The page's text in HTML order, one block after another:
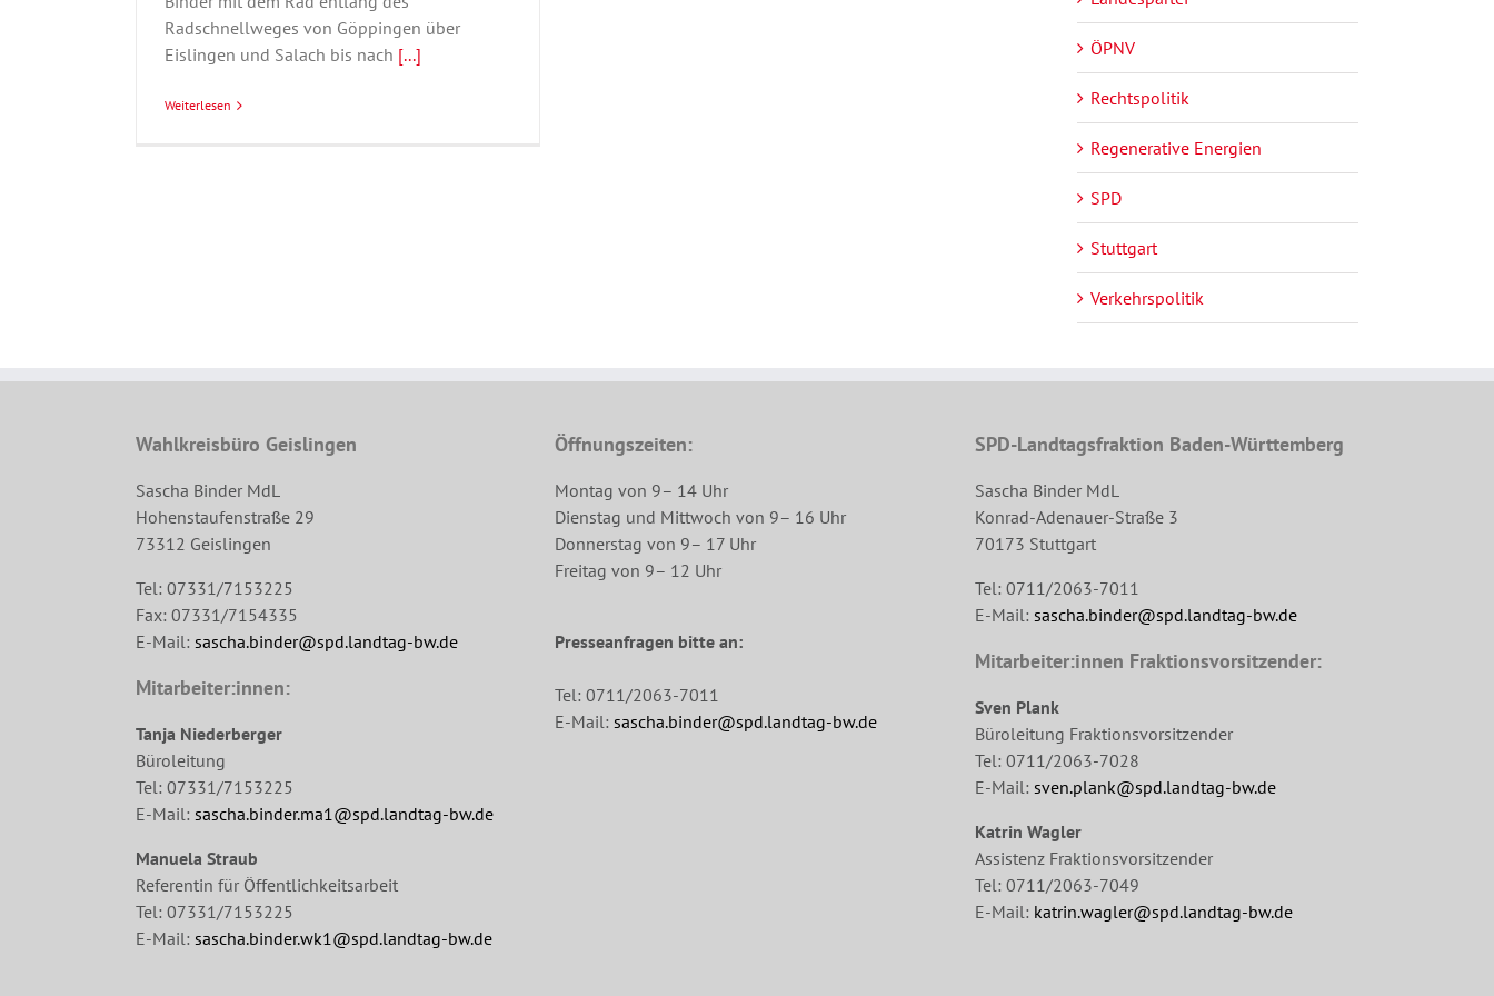
Radschnellweges von Göppingen über
Eislingen und Salach bis nach [...]
Weiterlesen
ÖPNV
Rechtspolitik
Regenerative Energien
SPD
Stuttgart
Verkehrspolitik
Wahlkreisbüro Geislingen
Sascha Binder MdL
Hohenstaufenstraße 29
73312 Geislingen
Tel: 07331/7153225
Fax: 07331/7154335
E-Mail: sascha.binder@spd.landtag-bw.de
Mitarbeiter:innen:
Tanja Niederberger
Büroleitung
Tel: 07331/7153225
E-Mail: sascha.binder.ma1@spd.landtag-bw.de
Manuela Straub
Referentin für Öffentlichkeitsarbeit
Tel: 07331/7153225
E-Mail: sascha.binder.wk1@spd.landtag-bw.de
Öffnungszeiten:
Montag von 9– 14 Uhr
Dienstag und Mittwoch von 9– 16 Uhr
Donnerstag von 9– 17 Uhr
Freitag von 9– 12 Uhr
Presseanfragen bitte an:
Tel: 0711/2063-7011
E-Mail:sascha.binder@spd.landtag-bw.de
SPD-Landtagsfraktion Baden-Württemberg
Sascha Binder MdL
Konrad-Adenauer-Straße 3
70173 Stuttgart
Tel: 0711/2063-7011
E-Mail: sascha.binder@spd.landtag-bw.de
Mitarbeiter:innen Fraktionsvorsitzender:
Sven Plank
Büroleitung Fraktionsvorsitzender
Tel: 0711/2063-7028
E-Mail: sven.plank@spd.landtag-bw.de
Katrin Wagler
Assistenz Fraktionsvorsitzender
Tel: 0711/2063-7049
E-Mail: katrin.wagler@spd.landtag-bw.de